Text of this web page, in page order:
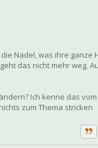
Nadel, was ihre ganze
das nicht mehr weg.
Ich kenne das vom
zum Thema stricken